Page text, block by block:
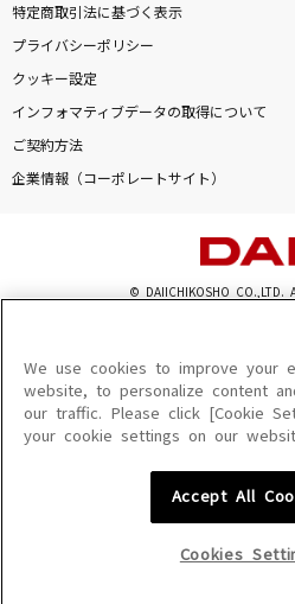
特定商取引法に基づく表示
プライバシーポリシー
クッキー設定
インフォマティブデータの取得について
ご契約方法
企業情報（コーポレートサイト）
© DAIICHIKOSHO CO.,LTD.
このサイトに掲載されている一切の文章・画
を問わず、著作権法の定める範囲を超えて無断
を禁じます。
楽曲及びコンテンツは、機種によりご利用いた
楽曲及びコンテンツの配信日、配信内容が変更
We use cookies to improve your
website, to personalize content
our traffic. Please click [Cookie
your cookie settings on our
Accept All
Cookies